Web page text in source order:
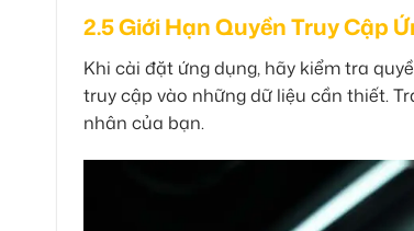
2.5 Giới Hạn Quyền Truy Cập
Khi cài đặt ứng dụng, hãy kiểm tra
truy cập vào những dữ liệu cần thiết.
nhân của bạn.